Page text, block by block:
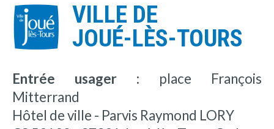
VILLE DE
JOUÉ-LÈS-TOURS
Entrée usager : place François
Mitterrand
Hôtel de ville - Parvis Raymond LORY